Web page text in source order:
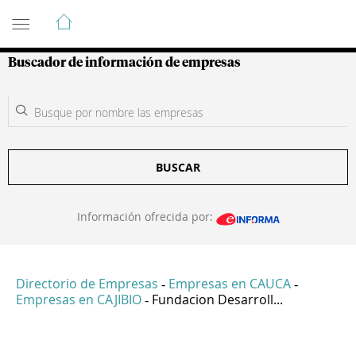
Guía de Empresas Colombianas
Buscador de información de empresas
BUSCAR
Información ofrecida por:
Directorio de Empresas - Empresas en CAUCA -
Empresas en CAJIBIO - Fundacion Desarroll...